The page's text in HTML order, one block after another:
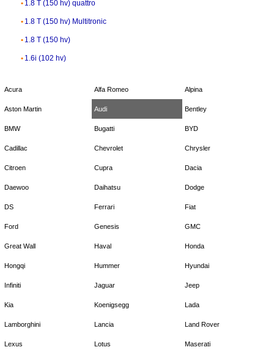
1.8 T (150 hv) quattro
1.8 T (150 hv) Multitronic
1.8 T (150 hv)
1.6i (102 hv)
Acura Alfa Romeo Alpina
Aston Martin Audi Bentley
BMW Bugatti BYD
Cadillac Chevrolet Chrysler
Citroen Cupra Dacia
Daewoo Daihatsu Dodge
DS Ferrari Fiat
Ford Genesis GMC
Great Wall Haval Honda
Hongqi Hummer Hyundai
Infiniti Jaguar Jeep
Kia Koenigsegg Lada
Lamborghini Lancia Land Rover
Lexus Lotus Maserati